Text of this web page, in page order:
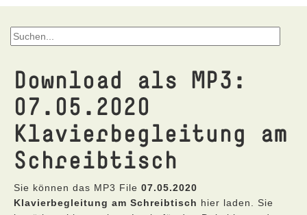
Download als MP3:
07.05.2020
Klavierbegleitung am
Schreibtisch
Sie können das MP3 File 07.05.2020
Klavierbegleitung am Schreibtisch hier laden. Sie